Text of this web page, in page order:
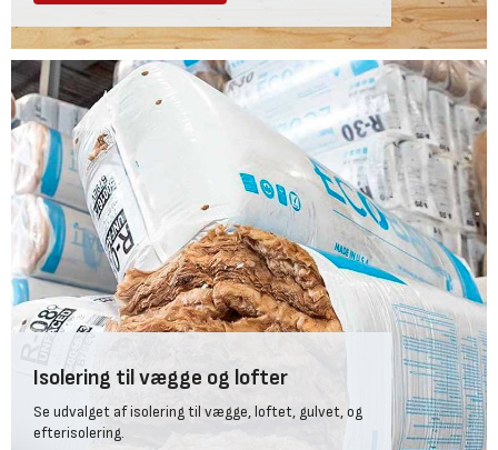
Isolering til vægge og lofter
Se udvalget af isolering til vægge, loftet, gulvet, og
efterisolering.